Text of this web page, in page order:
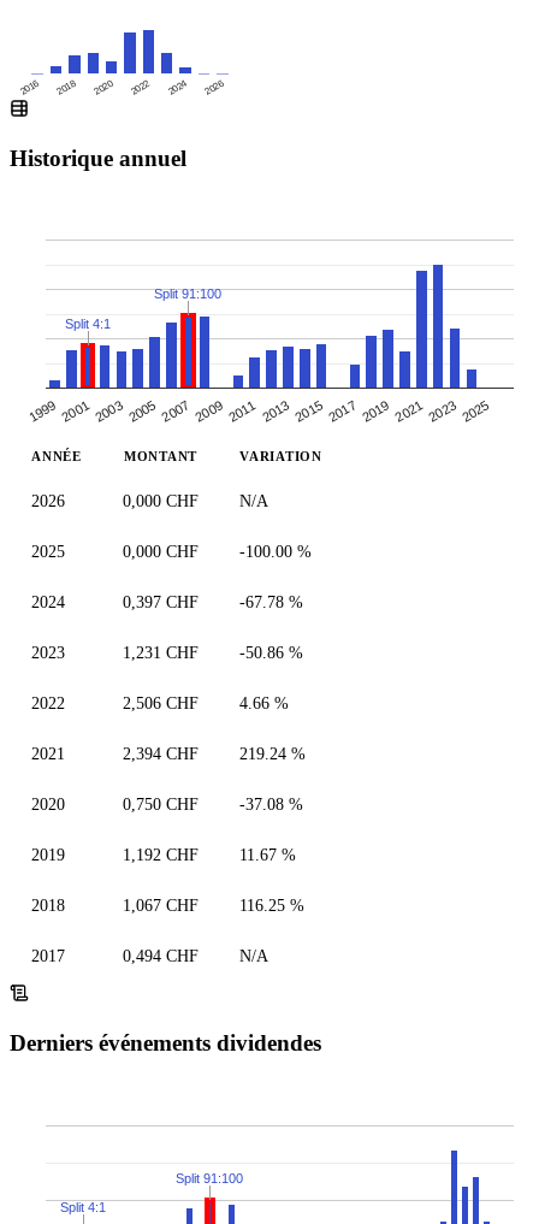
2016 2018 2020 2022 2024 2026
Historique annuel
1999 200120032005 2007 2009 2011 20132015 2017 2019 202120232025
Split 4:1
Split 91:100
ANNÉE MONTANT VARIATION
2026 0,000 CHF N/A
2025 0,000 CHF -100.00 %
2024 0,397 CHF -67.78 %
2023 1,231 CHF -50.86 %
2022 2,506 CHF 4.66 %
2021 2,394 CHF 219.24 %
2020 0,750 CHF -37.08 %
2019 1,192 CHF 11.67 %
2018 1,067 CHF 116.25 %
2017 0,494 CHF N/A
Derniers événements dividendes
Split 4:1
Split 91:100